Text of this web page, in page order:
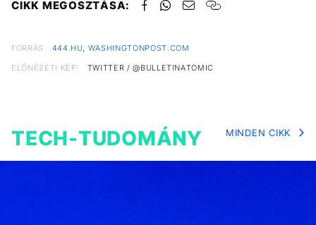
CIKK MEGOSZTÁSA:
FORRÁS 444.HU, WASHINGTONPOST.COM
ELŐNÉZETI KÉP:
TWITTER / @BULLETINATOMIC
TECH-TUDOMÁNY MINDEN CIKK